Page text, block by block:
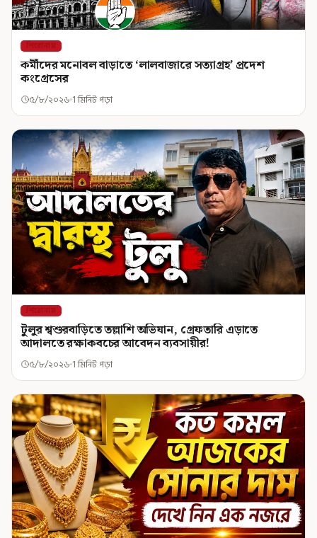
শিরোনাম
কর্মীদের মনোবল বাড়াতে ‘লালবাজারে সত্যাগ্রহ’ প্রদেশ
কংগ্রেসের
৫/৮/২০২৬ 1 মিনিট পড়া
শিরোনাম
টুলুর শ্বশুরবাড়িতে তল্লাশি অভিযান, গ্রেফতারি এড়াতে
আদালতে রক্ষাকবচের আবেদন ব্যবসায়ীর!
৫/৮/২০২৬ 1 মিনিট পড়া